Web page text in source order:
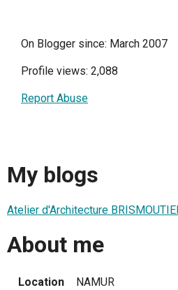
On Blogger since: March 2007
Profile views: 2,088
Report Abuse
My blogs
Atelier d'Architecture
About me
Location NAMUR